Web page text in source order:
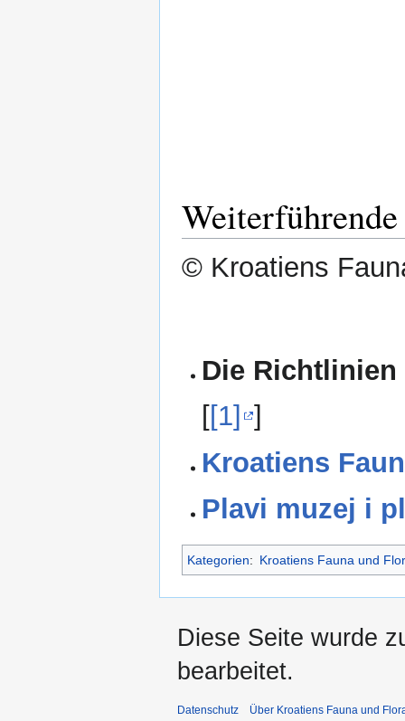
© Kroatiens
Die
[[1] ]
Kroatiens
Plavi muzej i
Kategorien: Kroatiens Fauna und
Diese Seite wurde
bearbeitet.
Datenschutz Über Kroatiens Fauna und